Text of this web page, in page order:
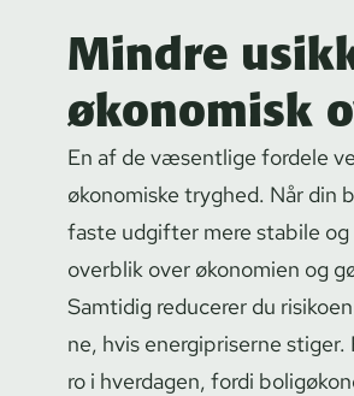
Mindre
økonomisk
En af de væsentlige fordele
økonomiske tryghed. Når din
faste udgifter mere stabile
overblik over økonomien og
Samtidig reducerer du
ne, hvis energipriserne
ro i hverdagen, fordi